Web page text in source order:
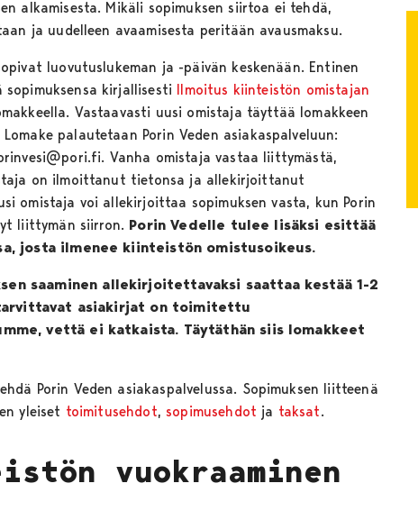
alkamisesta. Mikäli sopimuksen siirtoa ei tehdä,
ja uudelleen avaamisesta peritään avausmaksu.
luovutuslukeman ja -päivän keskenään. Entinen
kirjallisesti Ilmoitus kiinteistön omistajan
Vastaavasti uusi omistaja täyttää lomakkeen
palautetaan Porin Veden asiakaspalveluun:
Vanha omistaja vastaa liittymästä,
on ilmoittanut tietonsa ja allekirjoittanut
omistaja voi allekirjoittaa sopimuksen vasta, kun Porin
liittymän siirron. Porin Vedelle tulee lisäksi esittää
josta ilmenee kiinteistön omistusoikeus.
saaminen allekirjoitettavaksi saattaa kestää 1-2
asiakirjat on toimitettu
vettä ei katkaista. Täytäthän siis lomakkeet
Porin Veden asiakaspalvelussa. Sopimuksen liitteenä
yleiset toimitusehdot,sopimusehdot ja taksat.
vuokraaminen